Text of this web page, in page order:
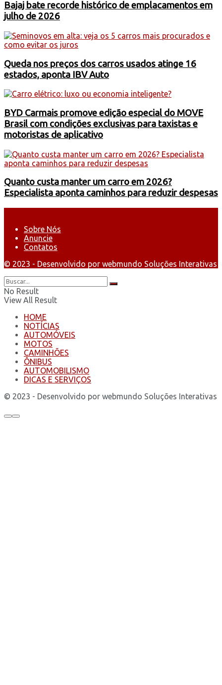
Bajaj bate recorde histórico de emplacamentos em
julho de 2026
Queda nos preços dos carros usados atinge 16
estados, aponta IBV Auto
BYD Carmais promove edição especial do MOVE
Brasil com condições exclusivas para taxistas e
motoristas de aplicativo
Quanto custa manter um carro em 2026?
Especialista aponta caminhos para reduzir despesas
Sobre Nós
Anuncie
Contatos
© 2023 - Desenvolvido por webmundo Soluções Interativas
No Result
View All Result
HOME
NOTÍCIAS
AUTOMÓVEIS
MOTOS
CAMINHÕES
ÔNIBUS
AUTOMOBILISMO
DICAS E SERVIÇOS
© 2023 - Desenvolvido por webmundo Soluções Interativas